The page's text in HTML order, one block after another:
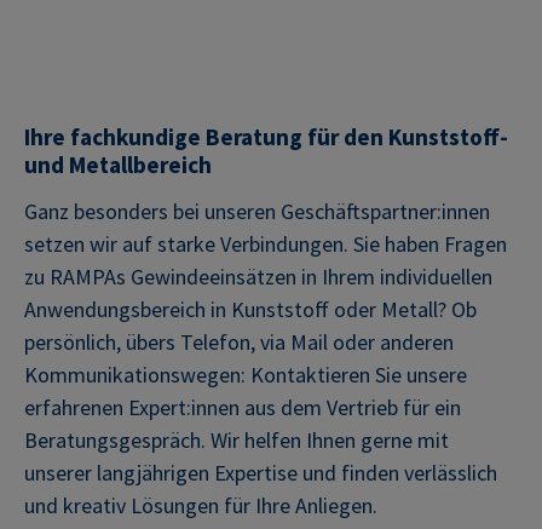
Ihre fachkundige Beratung für den Kunststoff-
und Metallbereich
Ganz besonders bei unseren Geschäftspartner:innen
setzen wir auf starke Verbindungen. Sie haben Fragen
zu RAMPAs Gewindeeinsätzen in Ihrem individuellen
Anwendungsbereich in Kunststoff oder Metall? Ob
persönlich, übers Telefon, via Mail oder anderen
Kommunikationswegen: Kontaktieren Sie unsere
erfahrenen Expert:innen aus dem Vertrieb für ein
Beratungsgespräch. Wir helfen Ihnen gerne mit
unserer langjährigen Expertise und finden verlässlich
und kreativ Lösungen für Ihre Anliegen.